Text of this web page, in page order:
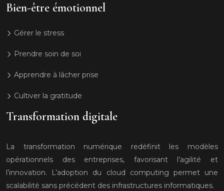
Bien-être émotionnel
Gérer le stress
Prendre soin de soi
Apprendre à lâcher prise
Cultiver la gratitude
Transformation digitale
La transformation numérique redéfinit les modèles
opérationnels des entreprises, favorisant l’agilité et
l’innovation. L’adoption du cloud computing permet une
scalabilité sans précédent des infrastructures informatiques.